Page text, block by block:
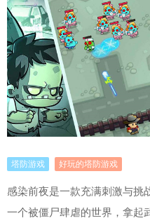
塔防游戏 好玩的塔防游戏
感染前夜是一款充满刺激与挑
一个被僵尸肆虐的世界，拿起